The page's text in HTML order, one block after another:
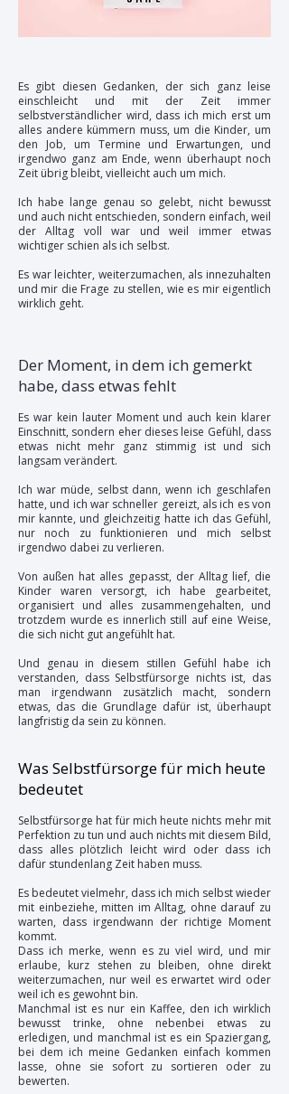
Es gibt diesen Gedanken, der sich ganz leise
einschleicht und mit der Zeit immer
selbstverständlicher wird, dass ich mich erst um
alles andere kümmern muss, um die Kinder, um
den Job, um Termine und Erwartungen, und
irgendwo ganz am Ende, wenn überhaupt noch
Zeit übrig bleibt, vielleicht auch um mich.
Ich habe lange genau so gelebt, nicht bewusst
und auch nicht entschieden, sondern einfach, weil
der Alltag voll war und weil immer etwas
wichtiger schien als ich selbst.
Es war leichter, weiterzumachen, als innezuhalten
und mir die Frage zu stellen, wie es mir eigentlich
wirklich geht.
Der Moment, in dem ich gemerkt
habe, dass etwas fehlt
Es war kein lauter Moment und auch kein klarer
Einschnitt, sondern eher dieses leise Gefühl, dass
etwas nicht mehr ganz stimmig ist und sich
langsam verändert.
Ich war müde, selbst dann, wenn ich geschlafen
hatte, und ich war schneller gereizt, als ich es von
mir kannte, und gleichzeitig hatte ich das Gefühl,
nur noch zu funktionieren und mich selbst
irgendwo dabei zu verlieren.
Von außen hat alles gepasst, der Alltag lief, die
Kinder waren versorgt, ich habe gearbeitet,
organisiert und alles zusammengehalten, und
trotzdem wurde es innerlich still auf eine Weise,
die sich nicht gut angefühlt hat.
Und genau in diesem stillen Gefühl habe ich
verstanden, dass Selbstfürsorge nichts ist, das
man irgendwann zusätzlich macht, sondern
etwas, das die Grundlage dafür ist, überhaupt
langfristig da sein zu können.
Was Selbstfürsorge für mich heute
bedeutet
Selbstfürsorge hat für mich heute nichts mehr mit
Perfektion zu tun und auch nichts mit diesem Bild,
dass alles plötzlich leicht wird oder dass ich
dafür stundenlang Zeit haben muss.
Es bedeutet vielmehr, dass ich mich selbst wieder
mit einbeziehe, mitten im Alltag, ohne darauf zu
warten, dass irgendwann der richtige Moment
kommt.
Dass ich merke, wenn es zu viel wird, und mir
erlaube, kurz stehen zu bleiben, ohne direkt
weiterzumachen, nur weil es erwartet wird oder
weil ich es gewohnt bin.
Manchmal ist es nur ein Kaffee, den ich wirklich
bewusst trinke, ohne nebenbei etwas zu
erledigen, und manchmal ist es ein Spaziergang,
bei dem ich meine Gedanken einfach kommen
lasse, ohne sie sofort zu sortieren oder zu
bewerten.